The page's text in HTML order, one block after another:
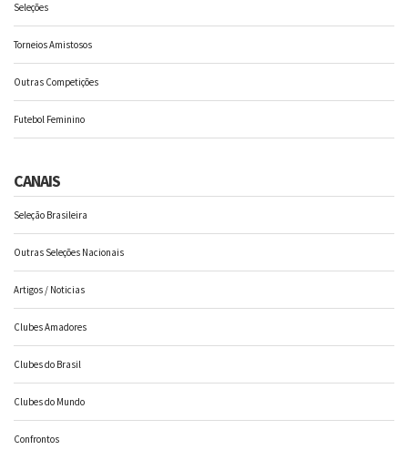
Seleções
Torneios Amistosos
Outras Competições
Futebol Feminino
CANAIS
Seleção Brasileira
Outras Seleções Nacionais
Artigos / Noticias
Clubes Amadores
Clubes do Brasil
Clubes do Mundo
Confrontos